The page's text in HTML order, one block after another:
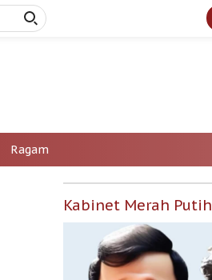
Ragam
Kabinet Merah Putih